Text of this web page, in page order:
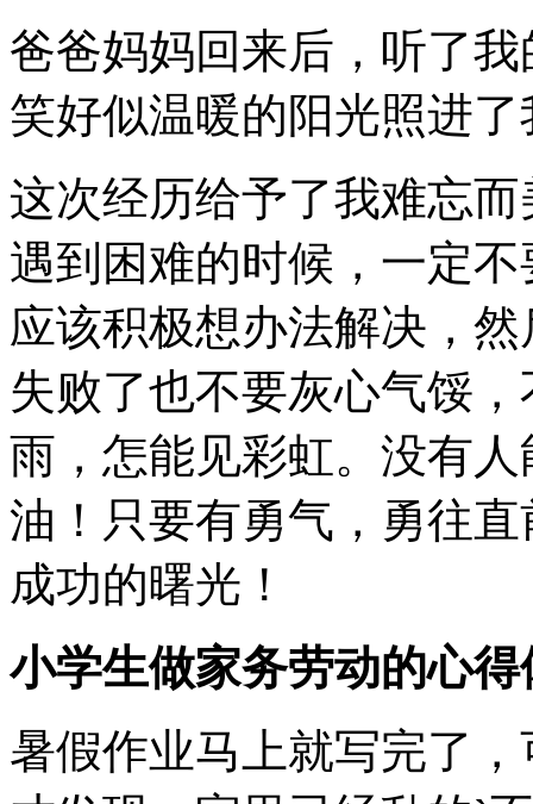
爸爸妈妈回来后，听了
笑好似温暖的阳光照进
这次经历给予了我难忘
遇到困难的时候，一定
应该积极想办法解决，
失败了也不要灰心气馁
雨，怎能见彩虹。没有
油！只要有勇气，勇往
成功的曙光！
小学生做家务劳动的心得
暑假作业马上就写完了